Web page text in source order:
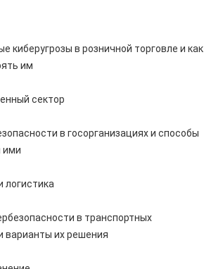
киберугрозы в розничной торговле и как
им
сектор
в госорганизациях и способы
ими
логистика
в транспортных
варианты их решения